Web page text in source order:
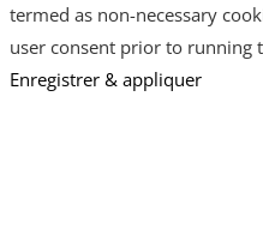
termed as non-necessary
user consent prior to running
Enregistrer & appliquer